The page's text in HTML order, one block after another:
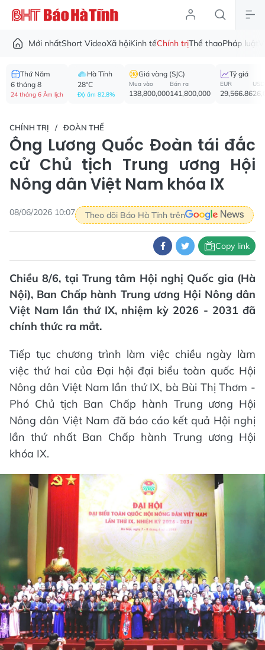
Mới nhấtShort VideoXã hộiKinh tếChính trịThể thaoPháp luật
Thứ Năm
6 tháng 8
24 tháng 6 Âm lịch
Hà Tĩnh
28°C
Độ ẩm 82.8%
Giá vàng (SJC)
Mua vào
138,800,000
Bán ra
141,800,000
Tỷ giá
EUR
29,566.86
USD
CHÍNH TRỊ ĐOÀN THỂ
Ông Lương Quốc Đoàn tái đắc
cử Chủ tịch Trung ương Hội
Nông dân Việt Nam khóa IX
08/06/2026 10:07 Theo dõi Báo Hà Tĩnh trên
Copy link
Chiều 8/6, tại Trung tâm Hội nghị Quốc gia (Hà
Nội), Ban Chấp hành Trung ương Hội Nông dân
Việt Nam lần thứ IX, nhiệm kỳ 2026 - 2031 đã
chính thức ra mắt.
Tiếp tục chương trình làm việc chiều ngày làm
việc thứ hai của Đại hội đại biểu toàn quốc Hội
Nông dân Việt Nam lần thứ IX, bà Bùi Thị Thơm -
Phó Chủ tịch Ban Chấp hành Trung ương Hội
Nông dân Việt Nam đã báo cáo kết quả Hội nghị
lần thứ nhất Ban Chấp hành Trung ương Hội
khóa IX.